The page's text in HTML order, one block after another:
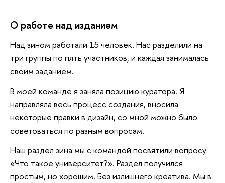
О работе над изданием
Над зином работали 15 человек. Нас разделили на
три группы по пять участников, и каждая занималась
своим заданием.
В моей команде я заняла позицию куратора. Я
направляла весь процесс создания, вносила
некоторые правки в дизайн, со мной можно было
советоваться по разным вопросам.
Наш раздел зина мы с командой посвятили вопросу
«Что такое университет?». Раздел получился
простым, но хорошим. Без излишнего креатива. Мы в